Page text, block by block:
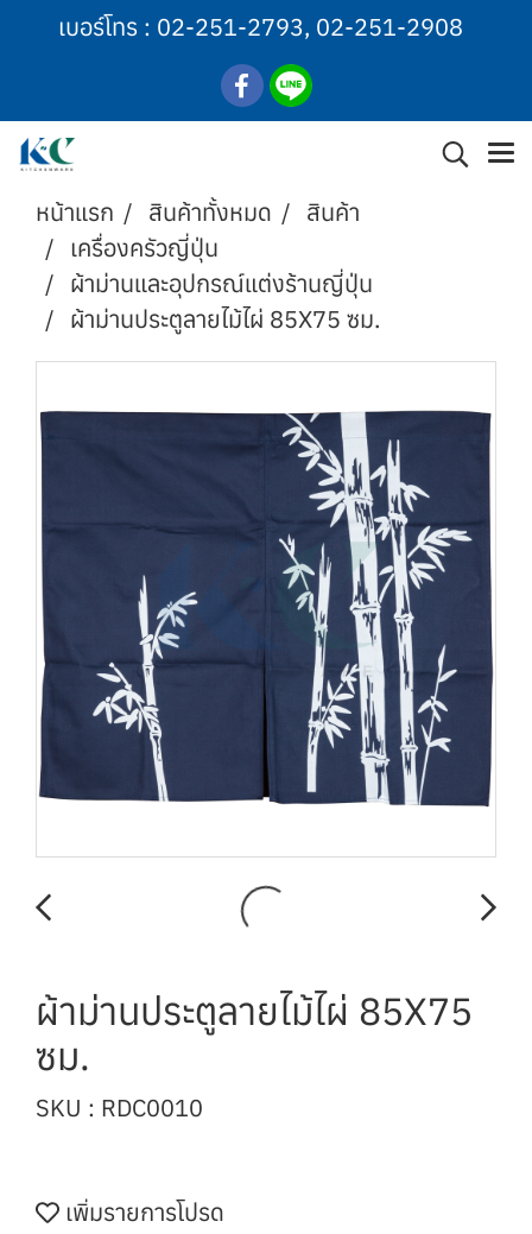
เบอร์โทร : 02-251-2793, 02-251-2908
หน้าแรก สินค้าทั้งหมด
สินค้า
เครื่องครัวญี่ปุ่น
ผ้าม่านและอุปกรณ์แต่งร้านญี่ปุ่น
ผ้าม่านประตูลายไม้ไผ่ 85X75 ซม.
ผ้าม่านประตูลายไม้ไผ่ 85X75
ซม.
SKU : RDC0010
เพิ่มรายการโปรด